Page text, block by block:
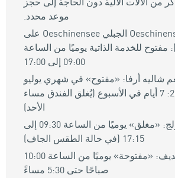
موعد محدد.
مطعم Oeschinensee الجبلي Oeschinensee على
للخدمة الذاتية يوميًا من الساعة
09:00 إلى 17:00
شاليه أرفا: «مفتوح» في شهري يوليو
وأغسطس 2026: 7 أيام في الأسبوع (يُغلق الفندق مساء
الأحد)
مضمار التزلج: «مغلق» يوميًا من الساعة 09:30 إلى
17:15 (في حالة الطقس الجاف)
قوارب التجديف: «مفتوحة» يوميًا من الساعة 10:00
صباحًا حتى 5:30 مساءً